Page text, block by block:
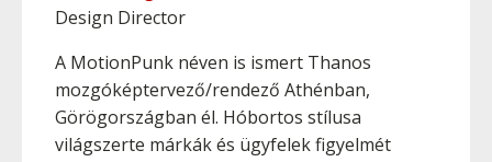
Design Director
A MotionPunk néven is ismert Thanos
mozgóképtervező/rendező Athénban,
Görögországban él. Hóbortos stílusa
világszerte márkák és ügyfelek figyelmét